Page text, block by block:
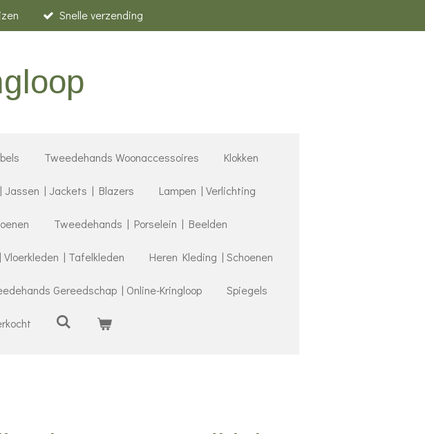
Snelle verzending
Tweedehands Woonaccessoires Klokken
Jassen | Jackets | Blazers Lampen | Verlichting
Tweedehands | Porselein | Beelden
| Tafelkleden Heren Kleding | Schoenen
Gereedschap | Online-Kringloop Spiegels